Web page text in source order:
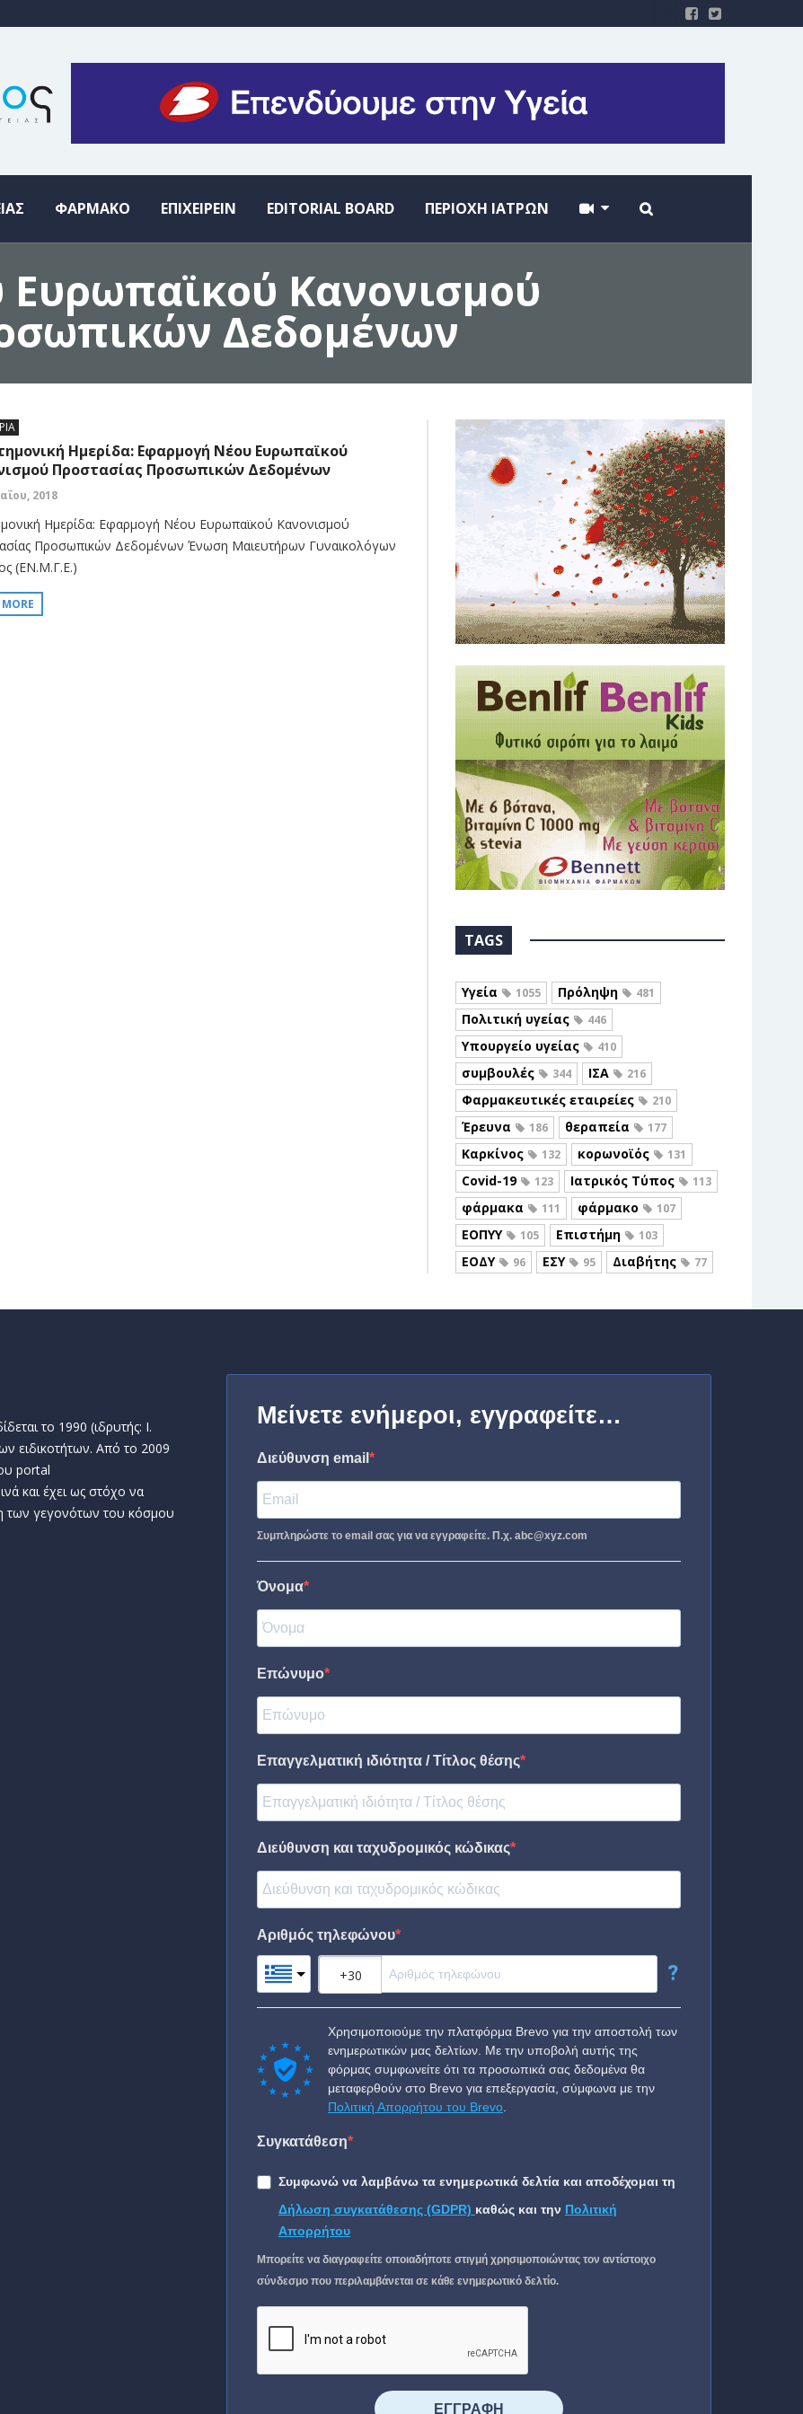
ΦΑΡΜΑΚΟ ΕΠΙΧΕΙΡΕΙΝ EDITORIAL BOARD ΠΕΡΙΟΧΗ ΙΑΤΡΩΝ
Κανονισμού
Δεδομένων
Ημερίδα: Εφαρμογή Νέου Ευρωπαϊκού
Προστασίας Προσωπικών Δεδομένων
2018
Ημερίδα: Εφαρμογή Νέου Ευρωπαϊκού Κανονισμού
Προσωπικών Δεδομένων Ένωση Μαιευτήρων Γυναικολόγων
(ΕΝ.Μ.Γ.Ε.)
TAGS
Υγεία 1055 Πρόληψη 481
Πολιτική υγείας 446
Υπουργείο υγείας 410
συμβουλές 344 ΙΣΑ 216
Φαρμακευτικές εταιρείες 210
Έρευνα 186 θεραπεία 177
Καρκίνος 132 κορωνοϊός 131
Covid-19 123 Ιατρικός Τύπος 113
φάρμακα 111 φάρμακο 107
ΕΟΠΥΥ 105 Επιστήμη 103
ΕΟΔΥ 96 ΕΣΥ 95 Διαβήτης 77
το 1990 (ιδρυτής: Ι.
ειδικοτήτων. Από το 2009
portal
και έχει ως στόχο να
των γεγονότων του κόσμου
Μείνετε ενήμεροι, εγγραφείτε…
Διεύθυνση email
Συμπληρώστε το email σας για να εγγραφείτε. Π.χ. abc@xyz.com
Όνομα
Επώνυμο
Επαγγελματική ιδιότητα / Τίτλος θέσης
Διεύθυνση και ταχυδρομικός κώδικας
Αριθμός τηλεφώνου
?
Χρησιμοποιούμε την πλατφόρμα Brevo για την αποστολή των
ενημερωτικών μας δελτίων. Με την υποβολή αυτής της
φόρμας συμφωνείτε ότι τα προσωπικά σας δεδομένα θα
μεταφερθούν στο Brevo για επεξεργασία, σύμφωνα με την
Πολιτική Απορρήτου του Brevo
Συγκατάθεση
Συμφωνώ να λαμβάνω τα ενημερωτικά δελτία και αποδέχομαι τη
Δήλωση συγκατάθεσης (GDPR) καθώς και την Πολιτική
Απορρήτου
Μπορείτε να διαγραφείτε οποιαδήποτε στιγμή χρησιμοποιώντας τον αντίστοιχο
σύνδεσμο που περιλαμβάνεται σε κάθε ενημερωτικό δελτίο.
⠀⠀⠀⠀ΕΓΓΡΑΦΗ⠀⠀⠀⠀